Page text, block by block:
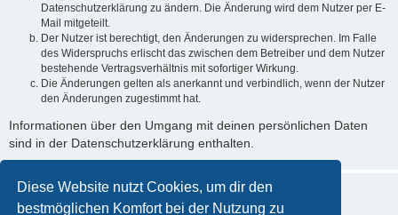
Diese Website nutzt Cookies, um dir den
bestmöglichen Komfort bei der Nutzung zu
Datenschutzerklärung zu ändern. Die Änderung wird dem Nutzer per E-
Mail mitgeteilt.
Der Nutzer ist berechtigt, den Änderungen zu widersprechen. Im Falle
des Widerspruchs erlischt das zwischen dem Betreiber und dem Nutzer
bestehende Vertragsverhältnis mit sofortiger Wirkung.
Die Änderungen gelten als anerkannt und verbindlich, wenn der Nutzer
den Änderungen zugestimmt hat.
Informationen über den Umgang mit deinen persönlichen Daten
sind in der Datenschutzerklärung enthalten.